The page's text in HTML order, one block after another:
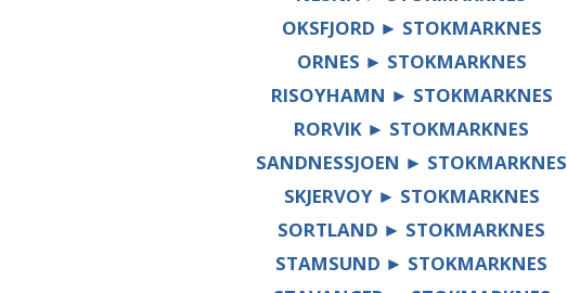
OKSFJORD ► STOKMARKNES
ORNES ► STOKMARKNES
RISOYHAMN ► STOKMARKNES
RORVIK ► STOKMARKNES
SANDNESSJOEN ► STOKMARKNES
SKJERVOY ► STOKMARKNES
SORTLAND ► STOKMARKNES
STAMSUND ► STOKMARKNES